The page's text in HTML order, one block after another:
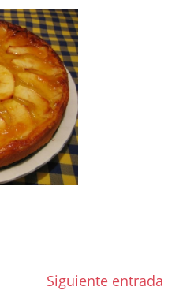
Siguiente entrada